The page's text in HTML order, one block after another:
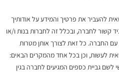
להעביר את פרטיך והמידע על אודותיך
קשור לחברה, ובכלל זה לחברות בנות ו/או
החברה. כל זאת לצורך אותן מטרות
לעשות, וכן בכל אחד מהמקרים הבאים:
לשם גביית כספים המגיעים לחברה בגין